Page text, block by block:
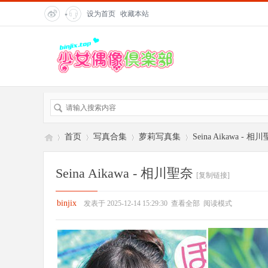
"
"在
线客
服">
设为首页 收藏本站
首页 写真合集 萝莉写真集 Seina Aikawa - 相川
Seina Aikawa - 相川聖奈 [复制链接]
binjix 发表于 2025-12-14 15:29:30 查看全部 阅读模式